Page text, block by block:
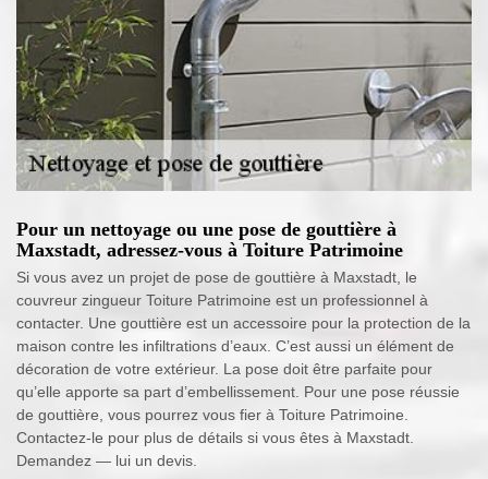
Pour un nettoyage ou une pose de gouttière à
Maxstadt, adressez-vous à Toiture Patrimoine
Si vous avez un projet de pose de gouttière à Maxstadt, le
couvreur zingueur Toiture Patrimoine est un professionnel à
contacter. Une gouttière est un accessoire pour la protection de la
maison contre les infiltrations d’eaux. C’est aussi un élément de
décoration de votre extérieur. La pose doit être parfaite pour
qu’elle apporte sa part d’embellissement. Pour une pose réussie
de gouttière, vous pourrez vous fier à Toiture Patrimoine.
Contactez-le pour plus de détails si vous êtes à Maxstadt.
Demandez — lui un devis.